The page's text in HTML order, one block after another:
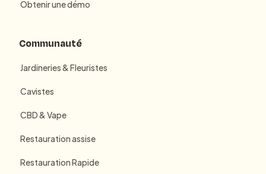
Obtenir une démo
Communauté
Jardineries & Fleuristes
Cavistes
CBD & Vape
Restauration assise
Restauration Rapide